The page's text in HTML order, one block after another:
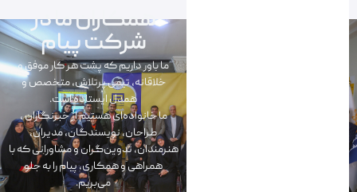
ما باور داریم که پشت هر کار موفق و
خلاقانه، تیمی پرتلاش، متخصص و
همدل ایستاده است.
ما خانواده‌ای هستیم از خبرنگاران ،
طراحان، نویسندگان، مدیران،
هنرمندان، تدوین‌گران و مشاورانی که با
همراهی و همکاری، پیام را به جلو
می‌بریم.
همکاران ما در
شرکت پیام